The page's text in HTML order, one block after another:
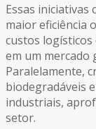
Essas
maior eficiência
custos
em um mercado
Paralelamente,
biodegradáveis
industriais,
setor.